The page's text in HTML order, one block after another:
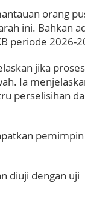
orang
ini. Bahkan
periode 2026-
jika proses
Ia
perselisihan
diuji dengan uji